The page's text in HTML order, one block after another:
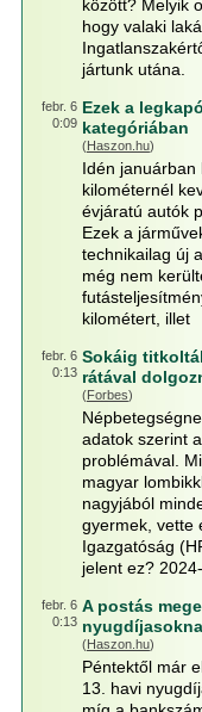
között? Melyik
hogy valaki
jártunk utána.
febr. 6
0:09
Ezek a
kategóriában
(Haszon.hu)
Idén januárban
kilométernél
évjáratú autók
Ezek a
technikailag új
még nem
kilométert, illet
febr. 6
0:13
Sokáig
rátával
(Forbes)
adatok szerint
problémával.
magyar
nagyjából
gyermek, vette
Igazgatóság
jelent ez?
febr. 6
0:13
A postás
(Haszon.hu)
Péntektől már
13. havi